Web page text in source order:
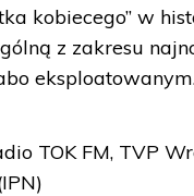
kobiecego” w
z zakresu
TOK FM, TVP